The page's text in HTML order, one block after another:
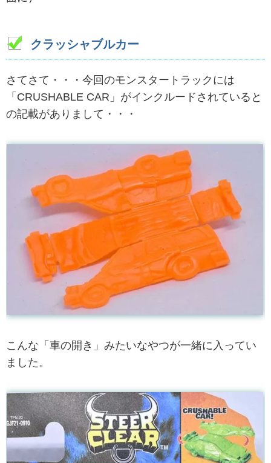
クラッシャブルカー
さてさて・・・今回のモンスタートラックには
「CRUSHABLE CAR」がインクルードされていると
の記載がありまして・・・
こんな「車の開き」みたいなやつが一緒に入ってい
ました。